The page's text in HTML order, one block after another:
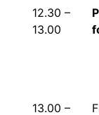
12.30 –
13.00
13.00 –